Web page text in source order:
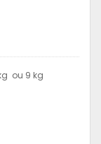
ou 9 kg